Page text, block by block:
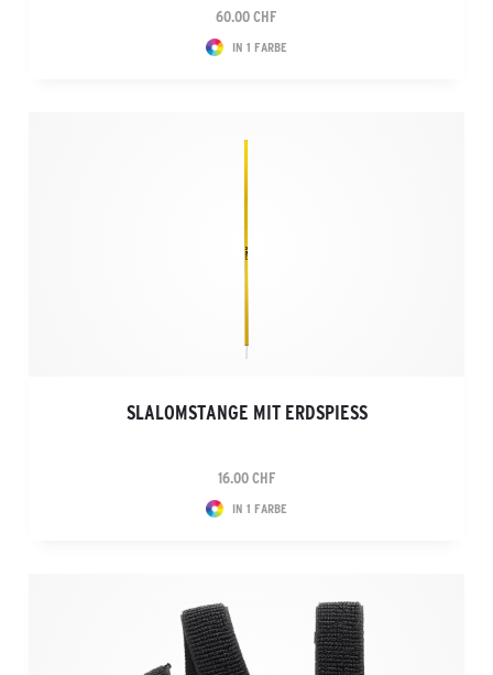
60.00 CHF
IN 1 FARBE
SLALOMSTANGE MIT ERDSPIESS
16.00 CHF
IN 1 FARBE